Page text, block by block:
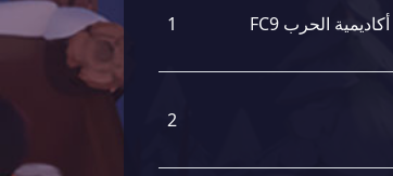
1 FC9 أكاديمية الحرب
2